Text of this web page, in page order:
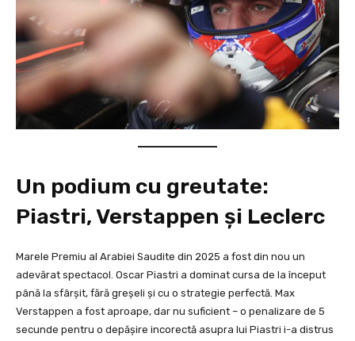
Un podium cu greutate:
Piastri, Verstappen și Leclerc
Marele Premiu al Arabiei Saudite din 2025 a fost din nou un
adevărat spectacol. Oscar Piastri a dominat cursa de la început
până la sfârșit, fără greșeli și cu o strategie perfectă. Max
Verstappen a fost aproape, dar nu suficient – o penalizare de 5
secunde pentru o depășire incorectă asupra lui Piastri i-a distrus